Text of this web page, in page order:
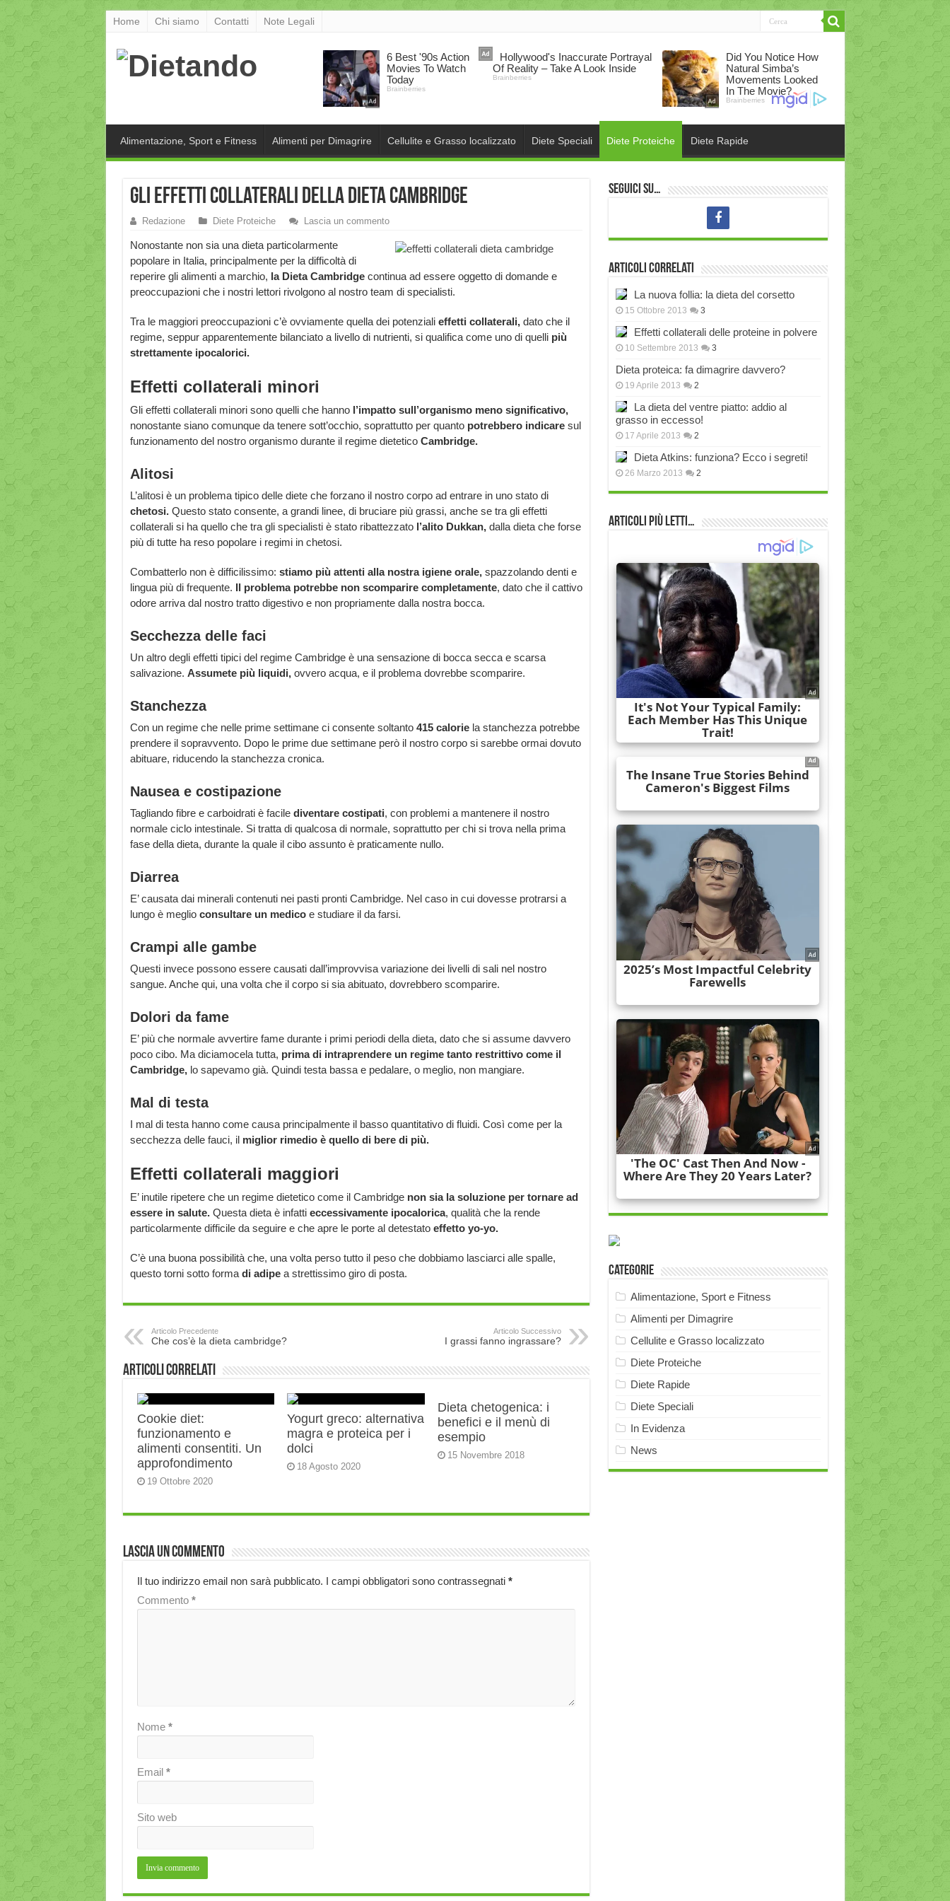
Home Chi siamo Contatti Note Legali
Alimentazione, Sport e Fitness Alimenti per Dimagrire Cellulite e Grasso localizzato Diete Speciali Diete Proteiche Diete Rapide
Gli effetti collaterali della Dieta Cambridge
Redazione Diete Proteiche Lascia un commento
Nonostante non sia una dieta particolarmente
popolare in Italia, principalmente per la difficoltà di
reperire gli alimenti a marchio, la Dieta Cambridge continua ad essere oggetto di domande e
preoccupazioni che i nostri lettori rivolgono al nostro team di specialisti.
Tra le maggiori preoccupazioni c’è ovviamente quella dei potenziali effetti collaterali, dato che il
regime, seppur apparentemente bilanciato a livello di nutrienti, si qualifica come uno di quelli più
strettamente ipocalorici.
Effetti collaterali minori
Gli effetti collaterali minori sono quelli che hanno l’impatto sull’organismo meno significativo,
nonostante siano comunque da tenere sott’occhio, soprattutto per quanto potrebbero indicare sul
funzionamento del nostro organismo durante il regime dietetico Cambridge.
Alitosi
L’alitosi è un problema tipico delle diete che forzano il nostro corpo ad entrare in uno stato di
chetosi. Questo stato consente, a grandi linee, di bruciare più grassi, anche se tra gli effetti
collaterali si ha quello che tra gli specialisti è stato ribattezzato l’alito Dukkan, dalla dieta che forse
più di tutte ha reso popolare i regimi in chetosi.
Combatterlo non è difficilissimo: stiamo più attenti alla nostra igiene orale, spazzolando denti e
lingua più di frequente. Il problema potrebbe non scomparire completamente, dato che il cattivo
odore arriva dal nostro tratto digestivo e non propriamente dalla nostra bocca.
Secchezza delle faci
Un altro degli effetti tipici del regime Cambridge è una sensazione di bocca secca e scarsa
salivazione. Assumete più liquidi, ovvero acqua, e il problema dovrebbe scomparire.
Stanchezza
Con un regime che nelle prime settimane ci consente soltanto 415 caloriela stanchezza potrebbe
prendere il sopravvento. Dopo le prime due settimane però il nostro corpo si sarebbe ormai dovuto
abituare, riducendo la stanchezza cronica.
Nausea e costipazione
Tagliando fibre e carboidrati è facile diventare costipati, con problemi a mantenere il nostro
normale ciclo intestinale. Si tratta di qualcosa di normale, soprattutto per chi si trova nella prima
fase della dieta, durante la quale il cibo assunto è praticamente nullo.
Diarrea
E’ causata dai minerali contenuti nei pasti pronti Cambridge. Nel caso in cui dovesse protrarsi a
lungo è meglio consultare un medico e studiare il da farsi.
Crampi alle gambe
Questi invece possono essere causati dall’improvvisa variazione dei livelli di sali nel nostro
sangue. Anche qui, una volta che il corpo si sia abituato, dovrebbero scomparire.
Dolori da fame
E’ più che normale avvertire fame durante i primi periodi della dieta, dato che si assume davvero
poco cibo. Ma diciamocela tutta, prima di intraprendere un regime tanto restrittivo come il
Cambridge, lo sapevamo già. Quindi testa bassa e pedalare, o meglio, non mangiare.
Mal di testa
I mal di testa hanno come causa principalmente il basso quantitativo di fluidi. Così come per la
secchezza delle fauci, il miglior rimedio è quello di bere di più.
Effetti collaterali maggiori
E’ inutile ripetere che un regime dietetico come il Cambridge non sia la soluzione per tornare ad
essere in salute. Questa dieta è infatti eccessivamente ipocalorica, qualità che la rende
particolarmente difficile da seguire e che apre le porte al detestato effetto yo-yo.
C’è una buona possibilità che, una volta perso tutto il peso che dobbiamo lasciarci alle spalle,
questo torni sotto forma di adipe a strettissimo giro di posta.
Articolo Precedente
Che cos’è la dieta cambridge?
Articolo Successivo
I grassi fanno ingrassare?
Articoli correlati
Cookie diet:
funzionamento e
alimenti consentiti. Un
approfondimento
19 Ottobre 2020
Yogurt greco: alternativa
magra e proteica per i
dolci
18 Agosto 2020
Dieta chetogenica: i
benefici e il menù di
esempio
15 Novembre 2018
Lascia un commento
Il tuo indirizzo email non sarà pubblicato. I campi obbligatori sono contrassegnati *
Commento *
Nome *
Email *
Sito web
Seguici su…
Articoli correlati
La nuova follia: la dieta del corsetto
15 Ottobre 2013 3
Effetti collaterali delle proteine in polvere
10 Settembre 2013 3
Dieta proteica: fa dimagrire davvero?
19 Aprile 2013 2
La dieta del ventre piatto: addio al
grasso in eccesso!
17 Aprile 2013 2
Dieta Atkins: funziona? Ecco i segreti!
26 Marzo 2013 2
Articoli più Letti…
Categorie
Alimentazione, Sport e Fitness
Alimenti per Dimagrire
Cellulite e Grasso localizzato
Diete Proteiche
Diete Rapide
Diete Speciali
In Evidenza
News